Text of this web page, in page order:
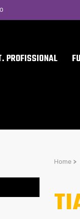
PROFISSIONAL
Home >